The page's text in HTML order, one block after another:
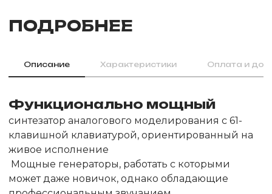
ПОДРОБНЕЕ
Описание Характеристики Оплата и
Функционально мощный
синтезатор аналогового моделирования с 61-
клавишной клавиатурой, ориентированный на
живое исполнение
Мощные генераторы, работать с которыми
может даже новичок, однако обладающие